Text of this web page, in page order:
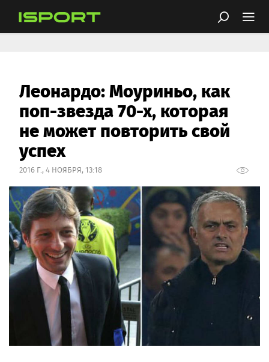
Леонардо: Моуриньо, как
поп-звезда 70-х, которая
не может повторить свой
успех
2016 Г., 4 НОЯБРЯ, 13:18